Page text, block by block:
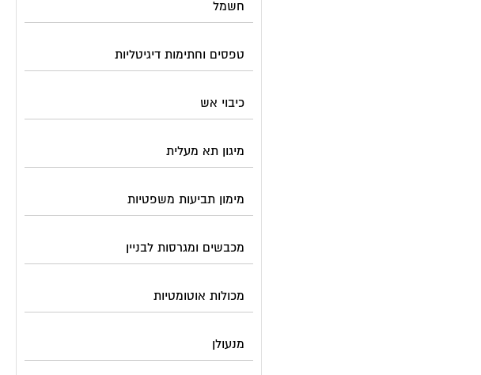
חשמל
טפסים וחתימות דיגיטליות
כיבוי אש
מיגון תא מעלית
מימון תביעות משפטיות
מכבשים ומגרסות לבניין
מכולות אוטומטיות
מנעולן